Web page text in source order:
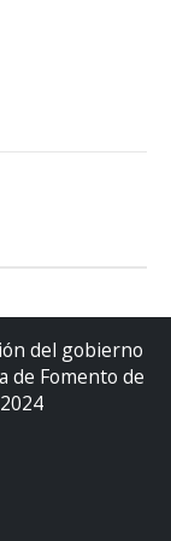
del gobierno
de Fomento de